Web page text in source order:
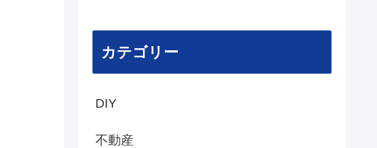
カテゴリー
DIY
不動産